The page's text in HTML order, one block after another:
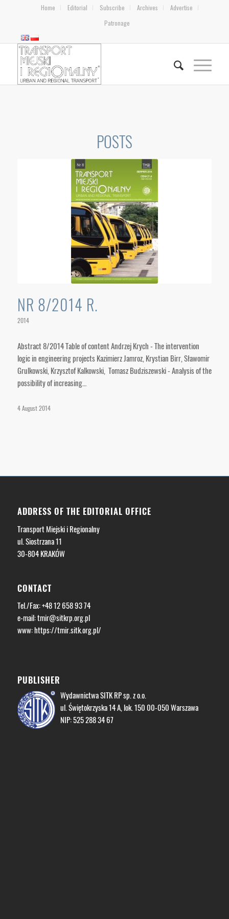
Home Editorial Subscribe Archives
Advertise
Patronage
POSTS
NR 8/2014 R.
2014
Abstract 8/2014 Table of content Andrzej Krych - The intervention
logic in engineering projects Kazimierz Jamroz, Krystian Birr, Sławomir
Grulkowski, Krzysztof Kalkowski, Tomasz Budziszewski - Analysis of the
possibility of increasing…
4 August 2014
ADDRESS OF THE EDITORIAL OFFICE
Transport Miejski i Regionalny
ul. Siostrzana 11
30-804 KRAKÓW
CONTACT
Tel./Fax: +48 12 658 93 74
e-mail:tmir@sitkrp.org.pl
www: https://tmir.sitk.org.pl/
PUBLISHER
Wydawnictwa SITK RP sp. z o.o.
ul. Świętokrzyska 14 A, lok. 150 00-050 Warszawa
NIP: 525 288 34 67